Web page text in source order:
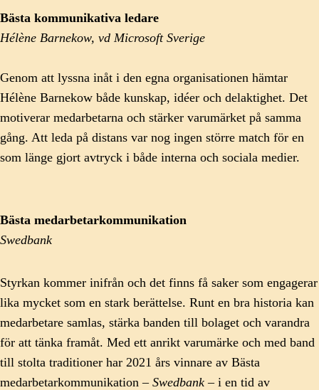
Bästa kommunikativa ledare
Hélène Barnekow, vd Microsoft Sverige
Genom att lyssna inåt i den egna organisationen hämtar
Hélène Barnekow både kunskap, idéer och delaktighet. Det
motiverar medarbetarna och stärker varumärket på samma
gång. Att leda på distans var nog ingen större match för en
som länge gjort avtryck i både interna och sociala medier.
Bästa medarbetarkommunikation
Swedbank
Styrkan kommer inifrån och det finns få saker som engagerar
lika mycket som en stark berättelse. Runt en bra historia kan
medarbetare samlas, stärka banden till bolaget och varandra
för att tänka framåt. Med ett anrikt varumärke och med band
till stolta traditioner har 2021 års vinnare av Bästa
medarbetarkommunikation – Swedbank – i en tid av